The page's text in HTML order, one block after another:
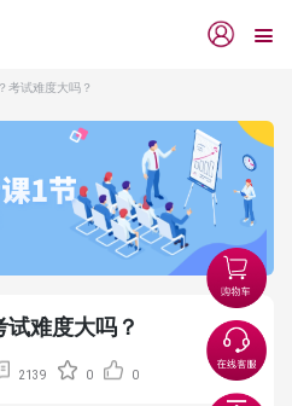
考试难度大吗？
难度大吗？
2139 0 0